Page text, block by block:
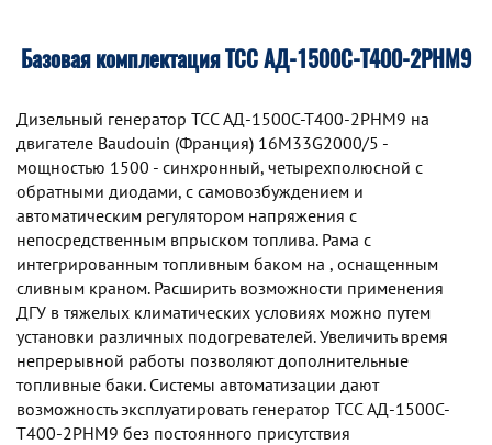
Базовая комплектация ТСС АД-1500С-Т400-2РНМ9
Дизельный генератор TCC АД-1500С-Т400-2РНМ9 на
двигателе Baudouin (Франция) 16M33G2000/5 -
мощностью 1500 - синхронный, четырехполюсной с
обратными диодами, с самовозбуждением и
автоматическим регулятором напряжения с
непосредственным впрыском топлива. Рама с
интегрированным топливным баком на , оснащенным
сливным краном. Расширить возможности применения
ДГУ в тяжелых климатических условиях можно путем
установки различных подогревателей. Увеличить время
непрерывной работы позволяют дополнительные
топливные баки. Системы автоматизации дают
возможность эксплуатировать генератор TCC АД-1500С-
Т400-2РНМ9 без постоянного присутствия